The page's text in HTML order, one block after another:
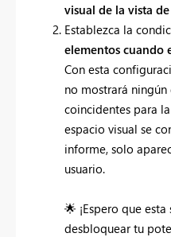
visual de la vista
Establezca la
elementos cuando
Con esta
no mostrará
coincidentes para
espacio visual se
informe, solo
usuario.
🌟 ¡Espero que
desbloquear tu